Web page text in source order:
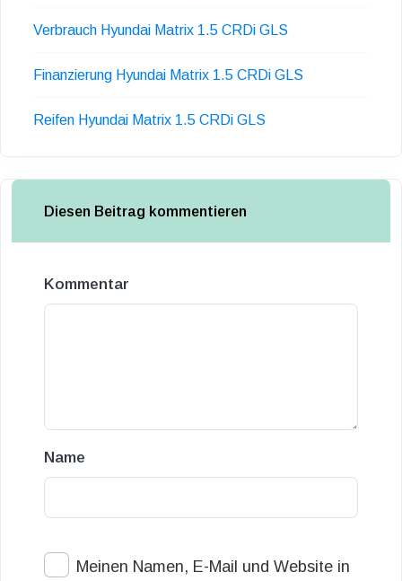
Verbrauch Hyundai Matrix 1.5 CRDi GLS
Finanzierung Hyundai Matrix 1.5 CRDi GLS
Reifen Hyundai Matrix 1.5 CRDi GLS
Diesen Beitrag kommentieren
Kommentar
Name
Meinen Namen, E-Mail und Website in